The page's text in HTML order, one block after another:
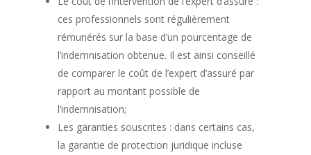
ces professionnels sont régulièrement
rémunérés sur la base d’un pourcentage de
l’indemnisation obtenue. Il est ainsi conseillé
de comparer le coût de l’expert d’assuré par
rapport au montant possible de
l’indemnisation;
Les garanties souscrites : dans certains cas,
la garantie de protection juridique incluse